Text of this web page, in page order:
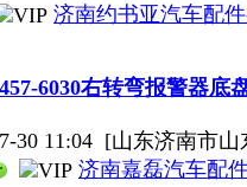
济南约书亚汽车配
6030右转弯报警器底
30 11:04 [山东济南市
济南嘉磊汽车配